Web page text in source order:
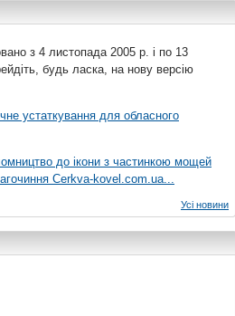
з 4 листопада 2005 р. і по 13
будь ласка, на нову версію
устаткування для обласного
до ікони з частинкою мощей
Сerkva-kovel.com.ua...
Усі новини